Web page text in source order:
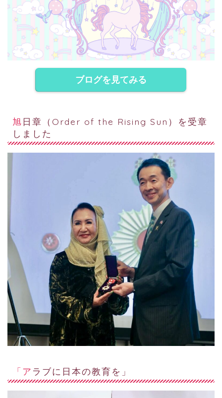
ブログを見てみる
旭日章（Order of the Rising Sun）を受章
しました
「アラブに日本の教育を」